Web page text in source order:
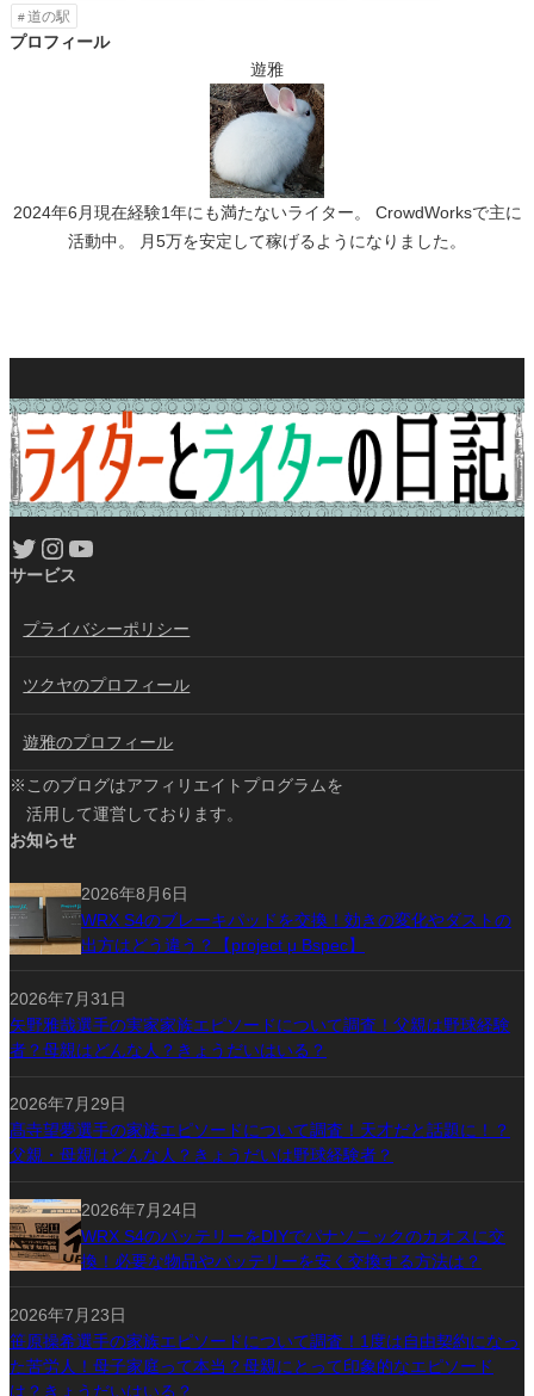
道の駅
プロフィール
遊雅
2024年6月現在経験1年にも満たないライター。 CrowdWorksで主に
活動中。 月5万を安定して稼げるようになりました。
Twitter Instagram YouTube
サービス
プライバシーポリシー
ツクヤのプロフィール
遊雅のプロフィール
※このブログはアフィリエイトプログラムを
活用して運営しております。
お知らせ
2026年8月6日
WRX S4のブレーキパッドを交換！効きの変化やダストの
出方はどう違う？【project μ Bspec】
2026年7月31日
矢野雅哉選手の実家家族エピソードについて調査！父親は野球経験
者？母親はどんな人？きょうだいはいる？
2026年7月29日
髙寺望夢選手の家族エピソードについて調査！天才だと話題に！？
父親・母親はどんな人？きょうだいは野球経験者？
2026年7月24日
WRX S4のバッテリーをDIYでパナソニックのカオスに交
換！必要な物品やバッテリーを安く交換する方法は？
2026年7月23日
笹原操希選手の家族エピソードについて調査！1度は自由契約になっ
た苦労人！母子家庭って本当？母親にとって印象的なエピソード
は？きょうだいはいる？